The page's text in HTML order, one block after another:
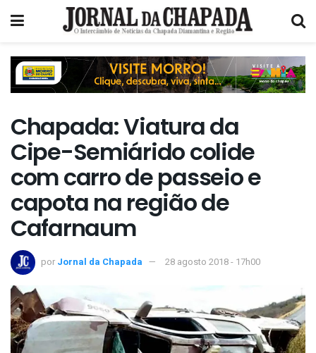
Chapada: Viatura da
Cipe-Semiárido colide
com carro de passeio e
capota na região de
Cafarnaum
por Jornal da Chapada 28 agosto 2018 - 17h00